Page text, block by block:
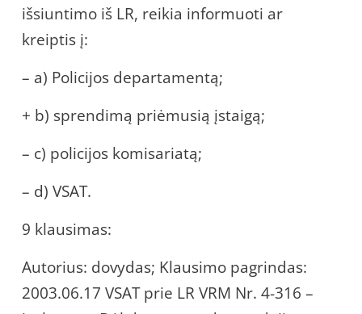
išsiuntimo iš LR, reikia informuoti ar
kreiptis į:
– a) Policijos departamentą;
+ b) sprendimą priėmusią įstaigą;
– c) policijos komisariatą;
– d) VSAT.
9 klausimas:
Autorius: dovydas; Klausimo pagrindas:
2003.06.17 VSAT prie LR VRM Nr. 4-316 –